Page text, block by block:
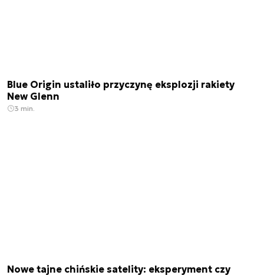
Blue Origin ustaliło przyczynę eksplozji rakiety
New Glenn
3 min.
Nowe tajne chińskie satelity: eksperyment czy